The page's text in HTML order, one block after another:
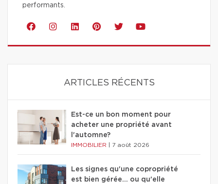
performants.
ARTICLES RÉCENTS
Est-ce un bon moment pour
acheter une propriété avant
l'automne?
IMMOBILIER 7 août 2026
Les signes qu'une copropriété
est bien gérée… ou qu'elle